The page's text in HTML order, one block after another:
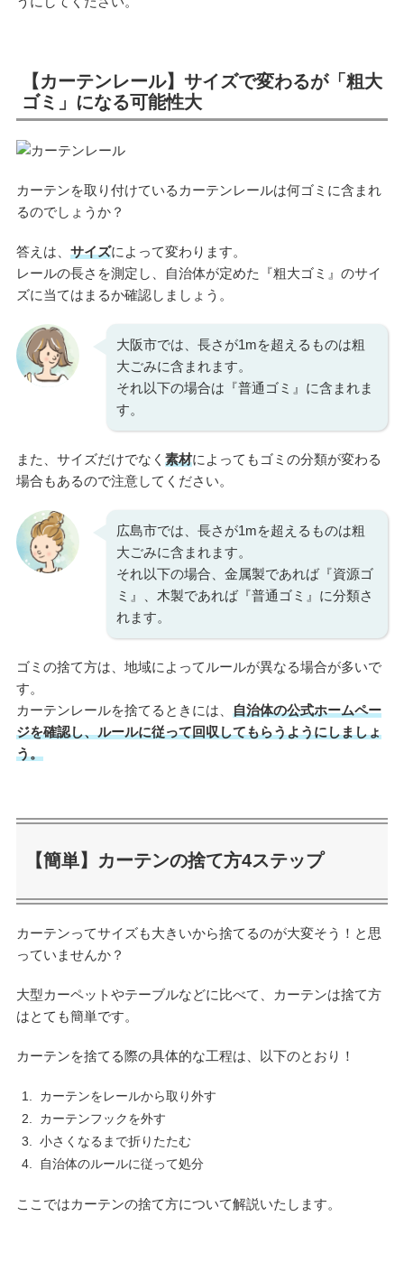
【カーテンレール】サイズで変わるが「粗大
ゴミ」になる可能性大
カーテンを取り付けているカーテンレールは何ゴミに含まれ
るのでしょうか？
答えは、 サイズによって変わります。
レールの長さを測定し、自治体が定めた『粗大ゴミ』のサイ
ズに当てはまるか確認しましょう。
大阪市では、長さが1mを超えるものは粗
大ごみに含まれます。
それ以下の場合は『普通ゴミ』に含まれま
す。
また、サイズだけでなく 素材によってもゴミの分類が変わる
場合もあるので注意してください。
広島市では、長さが1mを超えるものは粗
大ごみに含まれます。
それ以下の場合、金属製であれば『資源ゴ
ミ』、木製であれば『普通ゴミ』に分類さ
れます。
ゴミの捨て方は、地域によってルールが異なる場合が多いで
す。
カーテンレールを捨てるときには、 自治体の公式ホームペー
ジを確認し、ルールに従って回収してもらうようにしましょ
う。
【簡単】カーテンの捨て方4ステップ
カーテンってサイズも大きいから捨てるのが大変そう！と思
っていませんか？
大型カーペットやテーブルなどに比べて、カーテンは捨て方
はとても簡単です。
カーテンを捨てる際の具体的な工程は、以下のとおり！
カーテンをレールから取り外す
カーテンフックを外す
小さくなるまで折りたたむ
自治体のルールに従って処分
ここではカーテンの捨て方について解説いたします。